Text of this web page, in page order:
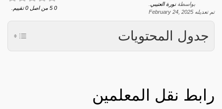
بواسطةنورة العتيبي
تم تعديله February 24, 2025
0
5 من اصل 0 تقييم.
جدول المحتويات
رابط نقل المعلمين